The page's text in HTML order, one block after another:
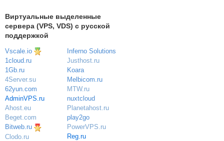
Виртуальные выделенные
сервера (VPS, VDS) с русской
поддержкой
Vscale.io
1cloud.ru
1Gb.ru
4Server.su
62yun.com
AdminVPS.ru
Ahost.eu
Beget.com
Bitweb.ru
Clodo.ru
Inferno Solutions
Justhost.ru
Koara
Melbicom.ru
MTW.ru
nuxtcloud
Planetahost.ru
play2go
PowerVPS.ru
Reg.ru